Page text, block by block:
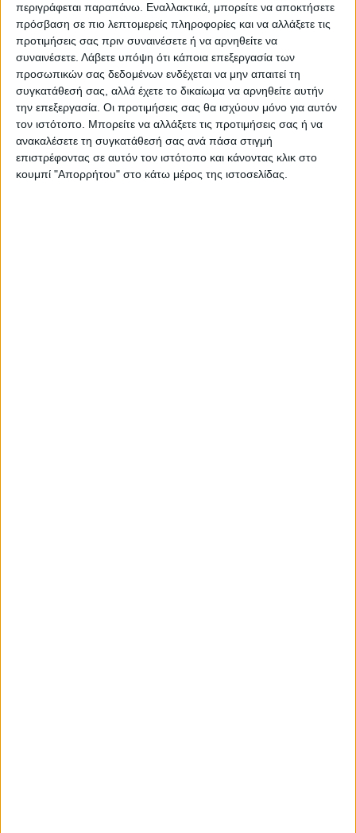
περιγράφεται παραπάνω. Εναλλακτικά, μπορείτε να αποκτήσετε
πρόσβαση σε πιο λεπτομερείς πληροφορίες και να αλλάξετε τις
προτιμήσεις σας πριν συναινέσετε ή να αρνηθείτε να
συναινέσετε. Λάβετε υπόψη ότι κάποια επεξεργασία των
προσωπικών σας δεδομένων ενδέχεται να μην απαιτεί τη
συγκατάθεσή σας, αλλά έχετε το δικαίωμα να αρνηθείτε αυτήν
την επεξεργασία. Οι προτιμήσεις σας θα ισχύουν μόνο για αυτόν
τον ιστότοπο. Μπορείτε να αλλάξετε τις προτιμήσεις σας ή να
ανακαλέσετε τη συγκατάθεσή σας ανά πάσα στιγμή
επιστρέφοντας σε αυτόν τον ιστότοπο και κάνοντας κλικ στο
κουμπί "Απορρήτου" στο κάτω μέρος της ιστοσελίδας.
https://neosagon.gr
Η Αρχαιότερη Καθημερινή Πρωινή Εφημερίδα της Καρδίτσας
ΠΑΡΟΜΟΙΑ ΑΡΘΡΑ